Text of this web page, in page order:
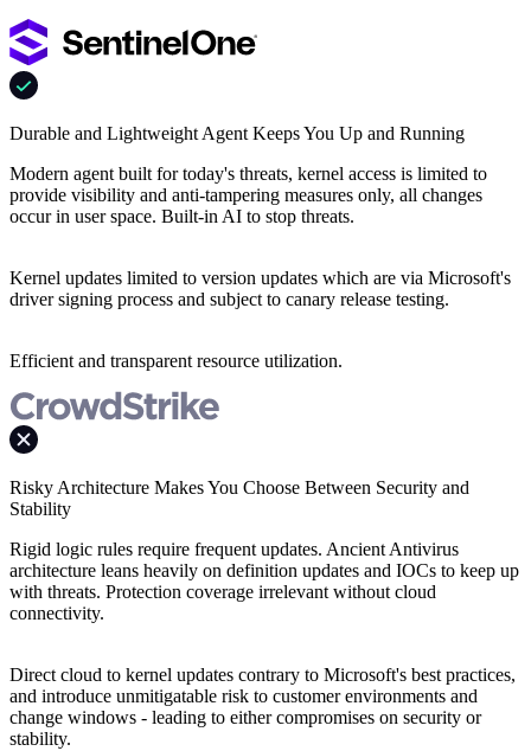
Durable and Lightweight Agent Keeps You Up and Running
Modern agent built for today's threats, kernel access is limited to
provide visibility and anti-tampering measures only, all changes
occur in user space. Built-in AI to stop threats.
Kernel updates limited to version updates which are via Microsoft's
driver signing process and subject to canary release testing.
Efficient and transparent resource utilization.
Risky Architecture Makes You Choose Between Security and
Stability
Rigid logic rules require frequent updates. Ancient Antivirus
architecture leans heavily on definition updates and IOCs to keep up
with threats. Protection coverage irrelevant without cloud
connectivity.
Direct cloud to kernel updates contrary to Microsoft's best practices,
and introduce unmitigatable risk to customer environments and
change windows - leading to either compromises on security or
stability.